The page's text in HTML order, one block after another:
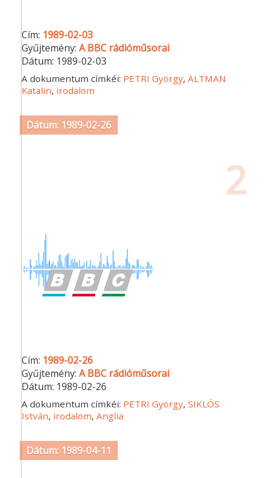
Cím: 1989-02-03
Gyűjtemény:A BBC rádióműsorai
Dátum: 1989-02-03
A dokumentum címkéi: PETRI György,ALTMAN
Katalin, irodalom
Dátum: 1989-02-26
2
Cím: 1989-02-26
Gyűjtemény:A BBC rádióműsorai
Dátum: 1989-02-26
A dokumentum címkéi: PETRI György,SIKLÓS
István, irodalom,Anglia
Dátum: 1989-04-11